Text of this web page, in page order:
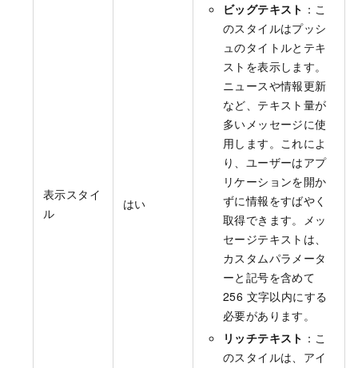
表示スタイ
ル
はい
ビッグテキスト ：こ
のスタイルはプッシ
ュのタイトルとテキ
ストを表示します。
ニュースや情報更新
など、テキスト量が
多いメッセージに使
用します。これによ
り、ユーザーはアプ
リケーションを開か
ずに情報をすばやく
取得できます。メッ
セージテキストは、
カスタムパラメータ
ーと記号を含めて
256 文字以内にする
必要があります。
リッチテキスト ：こ
のスタイルは、アイ